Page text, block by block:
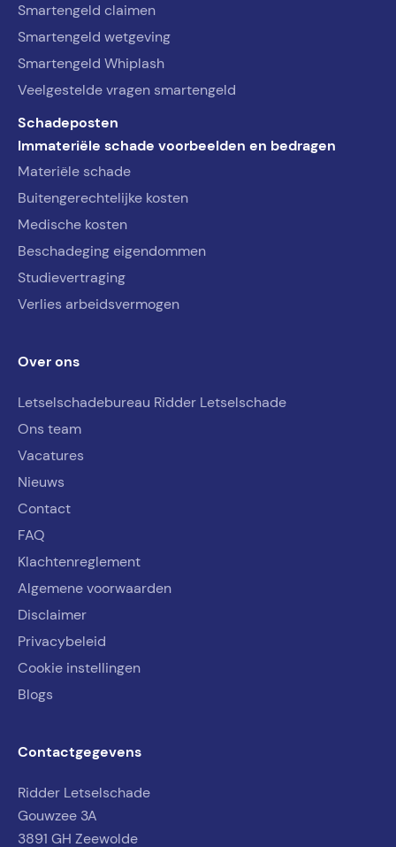
Smartengeld claimen
Smartengeld wetgeving
Smartengeld Whiplash
Veelgestelde vragen smartengeld
Schadeposten
Immateriële schade voorbeelden en bedragen
Materiële schade
Buitengerechtelijke kosten
Medische kosten
Beschadeging eigendommen
Studievertraging
Verlies arbeidsvermogen
Over ons
Letselschadebureau Ridder Letselschade
Ons team
Vacatures
Nieuws
Contact
FAQ
Klachtenreglement
Algemene voorwaarden
Disclaimer
Privacybeleid
Cookie instellingen
Blogs
Contactgegevens
Ridder Letselschade
Gouwzee 3A
3891 GH Zeewolde